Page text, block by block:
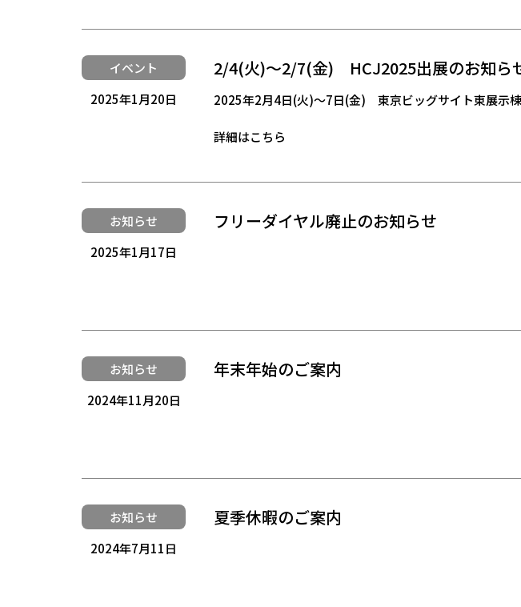
イベント
2025年1月20日
2/4(火)～2/7(金) HCJ2025出展のお知ら
2025年2月4日(火)～7日(金) 東京ビッグサイト東展示棟
詳細はこちら
お知らせ
2025年1月17日
フリーダイヤル廃止のお知らせ
お知らせ
2024年11月20日
年末年始のご案内
お知らせ
2024年7月11日
夏季休暇のご案内